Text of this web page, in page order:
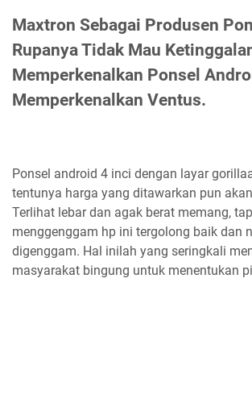
Maxtron Sebagai Produsen
Rupanya Tidak Mau
Memperkenalkan Ponsel
Memperkenalkan Ventus.
Ponsel android 4 inci dengan layar
tentunya harga yang ditawarkan pun
Terlihat lebar dan agak berat memang,
menggenggam hp ini tergolong baik dan
digenggam. Hal inilah yang seringkali
masyarakat bingung untuk menentukan